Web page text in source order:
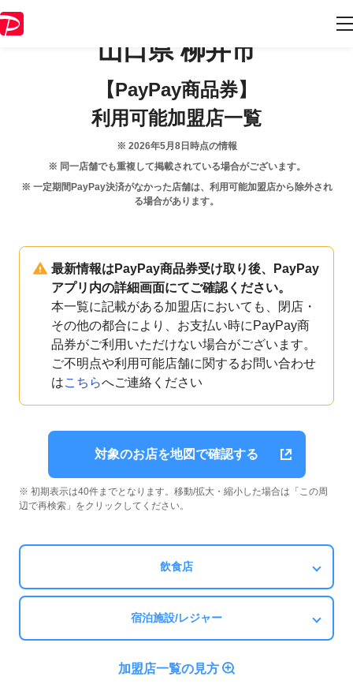
山口県 柳井市
【PayPay商品券】
利用可能加盟店一覧
※ 2026年5月8日 時点の情報
※ 同一店舗でも重複して掲載されている場合がございます。
※ 一定期間PayPay決済がなかった店舗は、利用可能加盟店から除外され
る場合があります。
最新情報はPayPay商品券受け取り後、PayPay
アプリ内の詳細画面にてご確認ください。
本一覧に記載がある加盟店においても、閉店・
その他の都合により、お支払い時にPayPay商
品券がご利用いただけない場合がございます。
ご不明点や利用可能店舗に関するお問い合わせ
はこちらへご連絡ください
対象のお店を地図で確認する
※ 初期表示は40件までとなります。移動/拡大・縮小した場合は「この周
辺で再検索」をクリックしてください。
飲食店
宿泊施設/レジャー
加盟店一覧の見方